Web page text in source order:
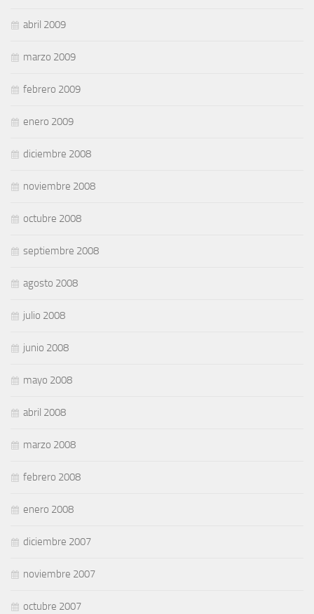
abril 2009
marzo 2009
febrero 2009
enero 2009
diciembre 2008
noviembre 2008
octubre 2008
septiembre 2008
agosto 2008
julio 2008
junio 2008
mayo 2008
abril 2008
marzo 2008
febrero 2008
enero 2008
diciembre 2007
noviembre 2007
octubre 2007